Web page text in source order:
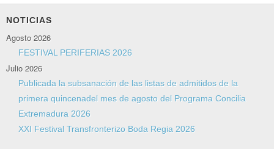
NOTICIAS
Agosto 2026
FESTIVAL PERIFERIAS 2026
Julio 2026
Publicada la subsanación de las listas de admitidos de la
primera quincenadel mes de agosto del Programa Concilia
Extremadura 2026
XXI Festival Transfronterizo Boda Regia 2026